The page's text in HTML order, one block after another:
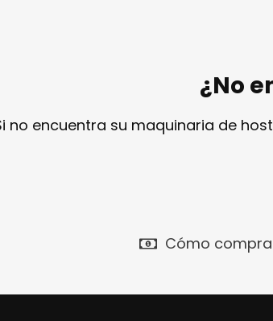
¿No
no encuentra su maquinaria de
Cómo